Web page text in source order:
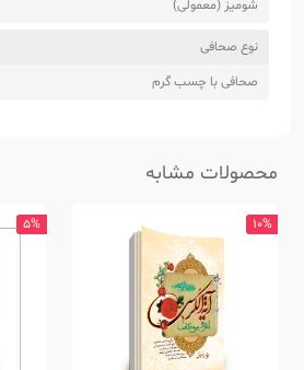
شومیز (معمولی)
نوع صحافی
صحافی با چسب گرم
محصولات مشابه
10%
5%